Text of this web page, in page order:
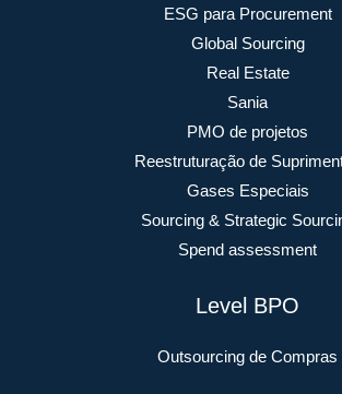
ESG para Procurement
Global Sourcing
Real Estate
Sania
PMO de projetos
Reestruturação de
Gases Especiais
Sourcing & Strategic
Spend assessment
Level BPO
Outsourcing de Compras